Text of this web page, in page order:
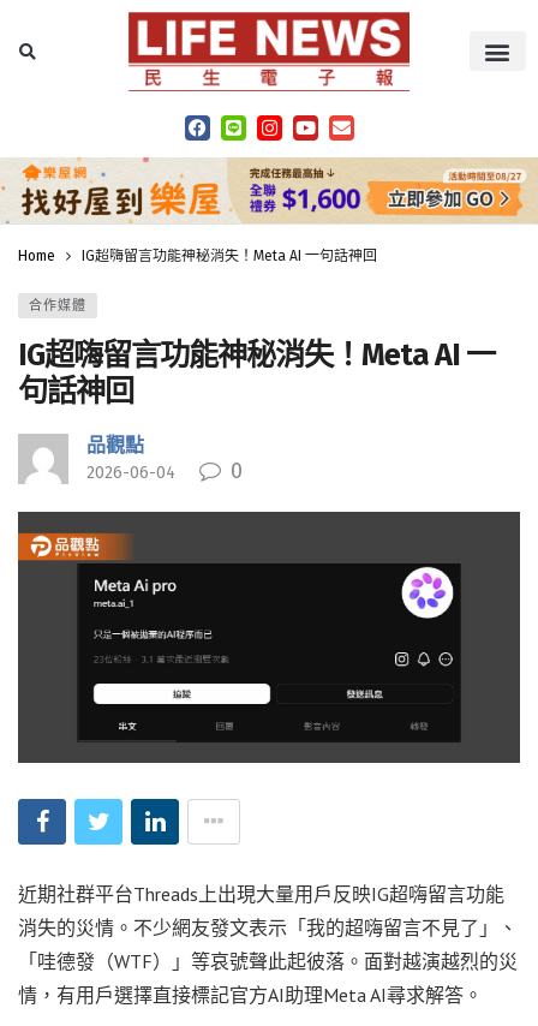
Home IG超嗨留言功能神秘消失！Meta AI 一句話神回
合作媒體
IG超嗨留言功能神秘消失！Meta AI 一
句話神回
品觀點
2026-06-04 0
近期社群平台Threads上出現大量用戶反映IG超嗨留言功能
消失的災情。不少網友發文表示「我的超嗨留言不見了」、
「哇德發（WTF）」等哀號聲此起彼落。面對越演越烈的災
情，有用戶選擇直接標記官方AI助理Meta AI尋求解答。